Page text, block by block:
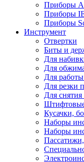
Приборы
Приборы
Приборы
Инструмент
Отвертки
Биты и
Для
Для
Для
Для резки
Для
Кусачки,
Наборы
Наборы